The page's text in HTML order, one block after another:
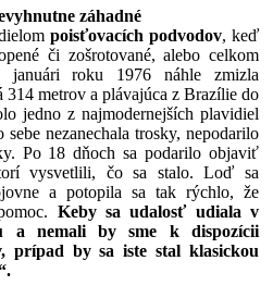
záhadné
poisťovacích podvodov, keď
či zošrotované, alebo celkom
roku 1976 náhle zmizla
metrov a plávajúca z Brazílie do
jedno z najmodernejších plavidiel
nezanechala trosky, nepodarilo
Po 18 dňoch sa podarilo objaviť
vysvetlili, čo sa stalo. Loď sa
a potopila sa tak rýchlo, že
Keby sa udalosť udiala v
a nemali by sme k dispozícii
prípad by sa iste stal klasickou